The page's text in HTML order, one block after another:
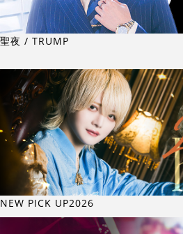
聖夜 / TRUMP
NEW PICK UP2026